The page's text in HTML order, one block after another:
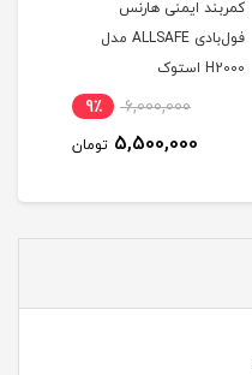
کمربند ایمنی هارنس
فول‌بادی ALLSAFE مدل
H2000 استوک
6,000,000 9٪
5,500,000 تومان